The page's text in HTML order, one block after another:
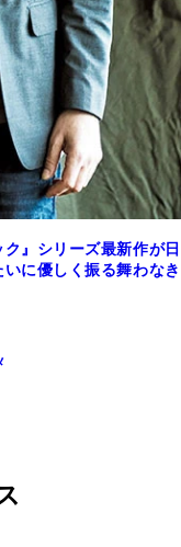
』シリーズ最新作が日
に優しく振る舞わなき